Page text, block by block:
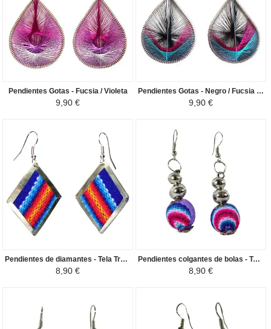
Pendientes Gotas - Fucsia / Violeta
9,90 €
Pendientes Gotas - Negro / Fucsia / Turquesa
9,90 €
Pendientes de diamantes - Tela Tradicional Peruana - Azul / Naranja
8,90 €
Pendientes colgantes de bolas - Tela Tradicional Peruana - violeta claro
8,90 €